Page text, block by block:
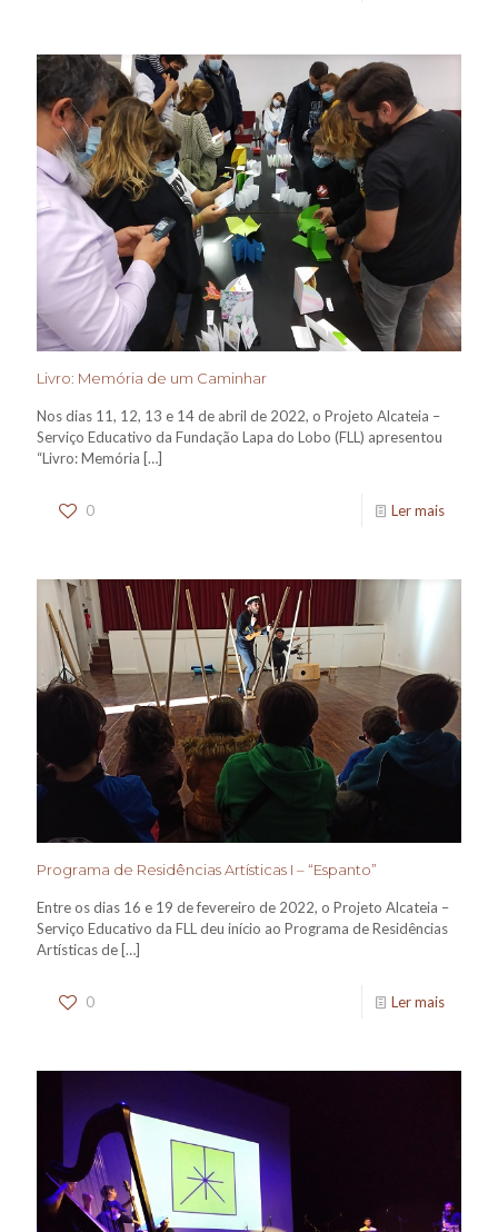
Livro: Memória de um Caminhar
Nos dias 11, 12, 13 e 14 de abril de 2022, o Projeto Alcateia –
Serviço Educativo da Fundação Lapa do Lobo (FLL) apresentou
“Livro: Memória […]
0 Ler mais
Programa de Residências Artísticas I – “Espanto”
Entre os dias 16 e 19 de fevereiro de 2022, o Projeto Alcateia –
Serviço Educativo da FLL deu início ao Programa de Residências
Artísticas de […]
0 Ler mais